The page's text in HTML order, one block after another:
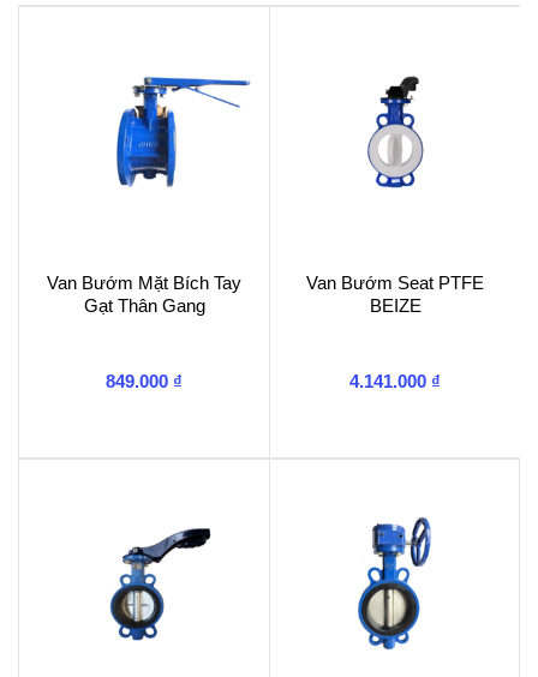
Van Bướm Mặt Bích Tay
Gạt Thân Gang
849.000 ₫
Van Bướm Seat PTFE
BEIZE
4.141.000 ₫